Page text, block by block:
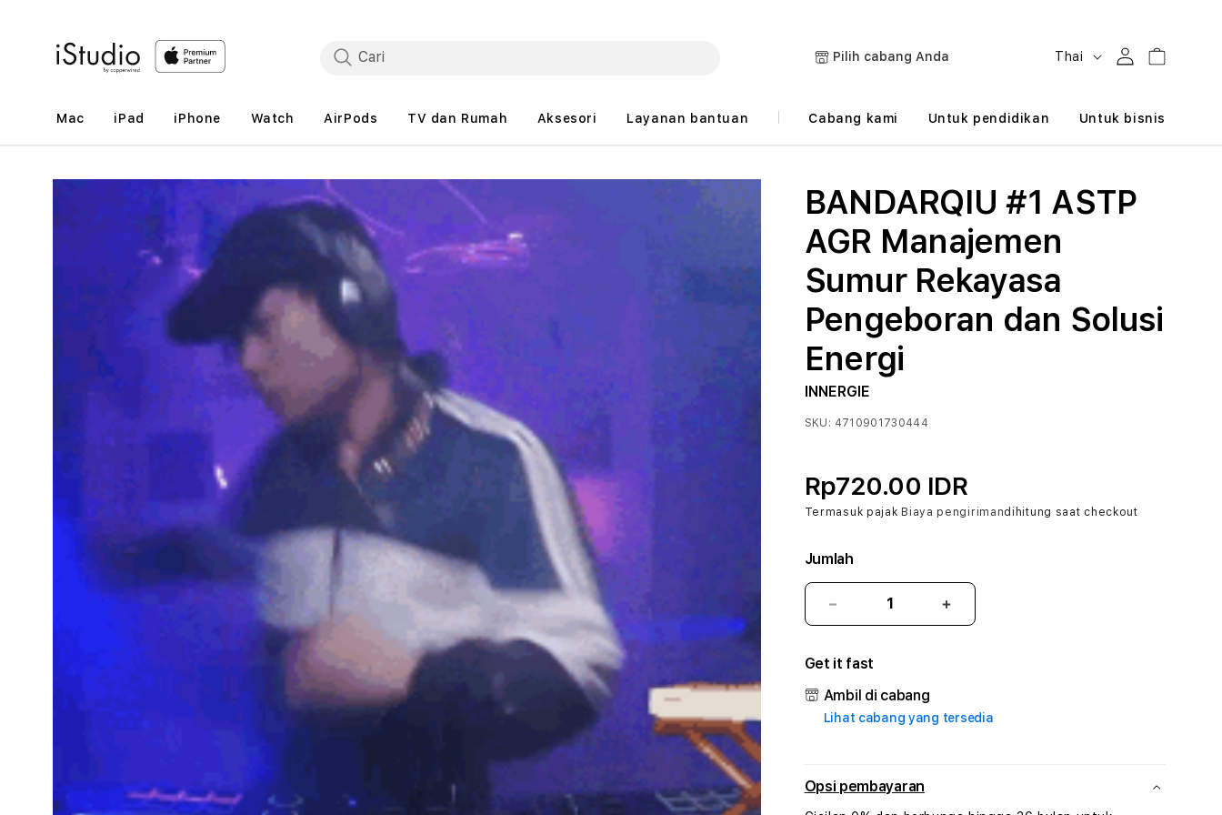
Pilih cabang Anda
B
h
a
Thai MasukKeranjang
Mac iPad iPhone Watch AirPods TV dan Rumah Aksesori Layanan bantuan Cabang kami Untuk pendidikan Untuk bisnis
Lewati
BANDARQIU #1 ASTP
AGR Manajemen
Sumur Rekayasa
Pengeboran dan Solusi
Energi
INNERGIE
SKU: 4710901730444
Rp720.00 IDR
Termasuk pajak Biaya pengirimandihitung saat checkout
Jumlah
Kurangi
jumlah
BANDARQIU
#1
ASTP
AGR
Rekayasa
Tambah
jumlah
ASTP
AGR
Get it fast
Ambil di cabang
Lihat cabang yang tersedia
Opsi pembayaran